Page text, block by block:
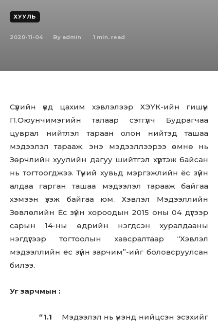
ХУУЛЬ
2020-11-04 By admin 1 min. read
Cүүлийн үед цахим хэвлэлээр ХЭҮК-ийн гишүүн
П.Оюунчимэгийн талаар сэтгүүлч Будрагчаа
цуврал нийтлэл тараан олон нийтэд ташаа
мэдээлэл тарааж, энэ мэдээллээрээ өмнө нь
Зөрчлийн хуулийн дагуу шийтгэл хүртэж байсан
нь тогтоогджээ. Түүний хувьд мэргэжлийн ёс зүйн
алдаа гарган ташаа мэдээлэл тарааж байгаа
хэмээн үзэж байгаа юм. Хэвлэл Мэдээллийн
Зөвлөлийн Ёс зүйн хороодын 2015 оны 04 дүгээр
сарын 14-ны өдрийн нэгдсэн хуралдааны
нэгдүгээр тогтоолын хавсралтаар “Хэвлэл
мэдээллийн ёс зүйн зарчим”-ийг боловсруулсан
билээ.
Уг зарчмын :
“1.1
Мэдээлэл нь үнэнд нийцсэн эсэхийг